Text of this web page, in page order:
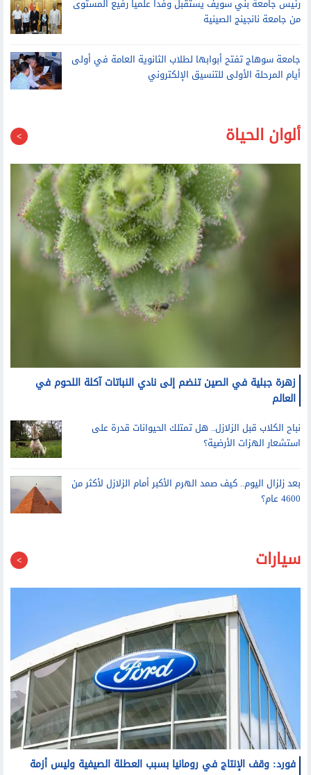
رئيس جامعة بني سويف يستقبل وفدا علميا رفيع المستوى
من جامعة نانجينج الصينية
جامعة سوهاج تفتح أبوابها لطلاب الثانوية العامة في أولى
أيام المرحلة الأولى للتنسيق الإلكتروني
ألوان الحياة
زهرة جبلية في الصين تنضم إلى نادي النباتات آكلة اللحوم في
العالم
نباح الكلاب قبل الزلازل.. هل تمتلك الحيوانات قدرة على
استشعار الهزات الأرضية؟
بعد زلزال اليوم.. كيف صمد الهرم الأكبر أمام الزلازل لأكثر من
4600 عام؟
سيارات
فورد: وقف الإنتاج في رومانيا بسبب العطلة الصيفية وليس أزمة